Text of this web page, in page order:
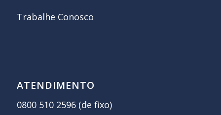
Trabalhe Conosco
ATENDIMENTO
0800 510 2596 (de fixo)